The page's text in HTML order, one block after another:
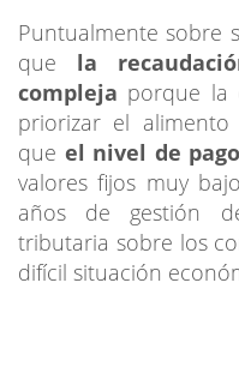
Puntualmente sobre
que la
compleja porque la
priorizar el alimento
que el nivel de
valores fijos muy
años de gestión
tributaria sobre los
difícil situación